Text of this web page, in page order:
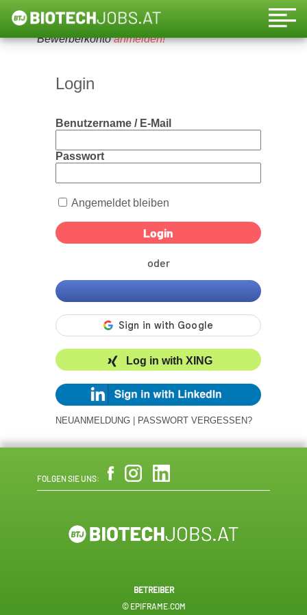
Um diese Funktion nutzen zu können, bitte ein
Bewerberkontoanmelden!
Login
Benutzername / E-Mail
Passwort
Angemeldet bleiben
oder
Log in with XING
NEUANMELDUNG PASSWORT VERGESSEN?
FOLGEN SIE UNS:
BETREIBER
© EPIFRAME.COM